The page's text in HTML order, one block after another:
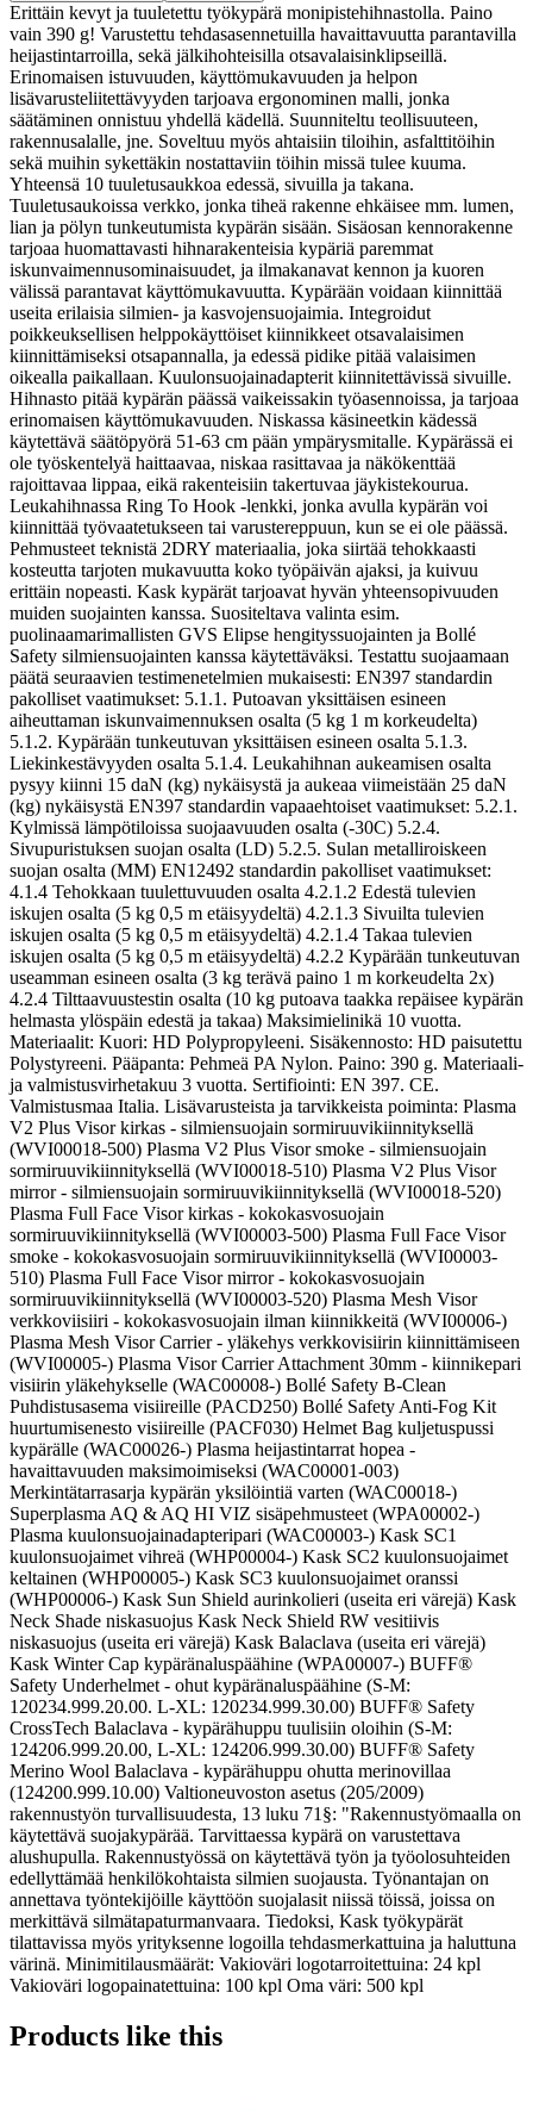
Erittäin kevyt ja tuuletettu työkypärä monipistehihnastolla. Paino
vain 390 g! Varustettu tehdasasennetuilla havaittavuutta parantavilla
heijastintarroilla, sekä jälkihohteisilla otsavalaisinklipseillä.
Erinomaisen istuvuuden, käyttömukavuuden ja helpon
lisävarusteliitettävyyden tarjoava ergonominen malli, jonka
säätäminen onnistuu yhdellä kädellä. Suunniteltu teollisuuteen,
rakennusalalle, jne. Soveltuu myös ahtaisiin tiloihin, asfalttitöihin
sekä muihin sykettäkin nostattaviin töihin missä tulee kuuma.
Yhteensä 10 tuuletusaukkoa edessä, sivuilla ja takana.
Tuuletusaukoissa verkko, jonka tiheä rakenne ehkäisee mm. lumen,
lian ja pölyn tunkeutumista kypärän sisään. Sisäosan kennorakenne
tarjoaa huomattavasti hihnarakenteisia kypäriä paremmat
iskunvaimennusominaisuudet, ja ilmakanavat kennon ja kuoren
välissä parantavat käyttömukavuutta. Kypärään voidaan kiinnittää
useita erilaisia silmien- ja kasvojensuojaimia. Integroidut
poikkeuksellisen helppokäyttöiset kiinnikkeet otsavalaisimen
kiinnittämiseksi otsapannalla, ja edessä pidike pitää valaisimen
oikealla paikallaan. Kuulonsuojainadapterit kiinnitettävissä sivuille.
Hihnasto pitää kypärän päässä vaikeissakin työasennoissa, ja tarjoaa
erinomaisen käyttömukavuuden. Niskassa käsineetkin kädessä
käytettävä säätöpyörä 51-63 cm pään ympärysmitalle. Kypärässä ei
ole työskentelyä haittaavaa, niskaa rasittavaa ja näkökenttää
rajoittavaa lippaa, eikä rakenteisiin takertuvaa jäykistekourua.
Leukahihnassa Ring To Hook -lenkki, jonka avulla kypärän voi
kiinnittää työvaatetukseen tai varustereppuun, kun se ei ole päässä.
Pehmusteet teknistä 2DRY materiaalia, joka siirtää tehokkaasti
kosteutta tarjoten mukavuutta koko työpäivän ajaksi, ja kuivuu
erittäin nopeasti. Kask kypärät tarjoavat hyvän yhteensopivuuden
muiden suojainten kanssa. Suositeltava valinta esim.
puolinaamarimallisten GVS Elipse hengityssuojainten ja Bollé
Safety silmiensuojainten kanssa käytettäväksi. Testattu suojaamaan
päätä seuraavien testimenetelmien mukaisesti: EN397 standardin
pakolliset vaatimukset: 5.1.1. Putoavan yksittäisen esineen
aiheuttaman iskunvaimennuksen osalta (5 kg 1 m korkeudelta)
5.1.2. Kypärään tunkeutuvan yksittäisen esineen osalta 5.1.3.
Liekinkestävyyden osalta 5.1.4. Leukahihnan aukeamisen osalta
pysyy kiinni 15 daN (kg) nykäisystä ja aukeaa viimeistään 25 daN
(kg) nykäisystä EN397 standardin vapaaehtoiset vaatimukset: 5.2.1.
Kylmissä lämpötiloissa suojaavuuden osalta (-30C) 5.2.4.
Sivupuristuksen suojan osalta (LD) 5.2.5. Sulan metalliroiskeen
suojan osalta (MM) EN12492 standardin pakolliset vaatimukset:
4.1.4 Tehokkaan tuulettuvuuden osalta 4.2.1.2 Edestä tulevien
iskujen osalta (5 kg 0,5 m etäisyydeltä) 4.2.1.3 Sivuilta tulevien
iskujen osalta (5 kg 0,5 m etäisyydeltä) 4.2.1.4 Takaa tulevien
iskujen osalta (5 kg 0,5 m etäisyydeltä) 4.2.2 Kypärään tunkeutuvan
useamman esineen osalta (3 kg terävä paino 1 m korkeudelta 2x)
4.2.4 Tilttaavuustestin osalta (10 kg putoava taakka repäisee kypärän
helmasta ylöspäin edestä ja takaa) Maksimielinikä 10 vuotta.
Materiaalit: Kuori: HD Polypropyleeni. Sisäkennosto: HD paisutettu
Polystyreeni. Pääpanta: Pehmeä PA Nylon. Paino: 390 g. Materiaali-
ja valmistusvirhetakuu 3 vuotta. Sertifiointi: EN 397. CE.
Valmistusmaa Italia. Lisävarusteista ja tarvikkeista poiminta: Plasma
V2 Plus Visor kirkas - silmiensuojain sormiruuvikiinnityksellä
(WVI00018-500) Plasma V2 Plus Visor smoke - silmiensuojain
sormiruuvikiinnityksellä (WVI00018-510) Plasma V2 Plus Visor
mirror - silmiensuojain sormiruuvikiinnityksellä (WVI00018-520)
Plasma Full Face Visor kirkas - kokokasvosuojain
sormiruuvikiinnityksellä (WVI00003-500) Plasma Full Face Visor
smoke - kokokasvosuojain sormiruuvikiinnityksellä (WVI00003-
510) Plasma Full Face Visor mirror - kokokasvosuojain
sormiruuvikiinnityksellä (WVI00003-520) Plasma Mesh Visor
verkkoviisiiri - kokokasvosuojain ilman kiinnikkeitä (WVI00006-)
Plasma Mesh Visor Carrier - yläkehys verkkovisiirin kiinnittämiseen
(WVI00005-) Plasma Visor Carrier Attachment 30mm - kiinnikepari
visiirin yläkehykselle (WAC00008-) Bollé Safety B-Clean
Puhdistusasema visiireille (PACD250) Bollé Safety Anti-Fog Kit
huurtumisenesto visiireille (PACF030) Helmet Bag kuljetuspussi
kypärälle (WAC00026-) Plasma heijastintarrat hopea -
havaittavuuden maksimoimiseksi (WAC00001-003)
Merkintätarrasarja kypärän yksilöintiä varten (WAC00018-)
Superplasma AQ & AQ HI VIZ sisäpehmusteet (WPA00002-)
Plasma kuulonsuojainadapteripari (WAC00003-) Kask SC1
kuulonsuojaimet vihreä (WHP00004-) Kask SC2 kuulonsuojaimet
keltainen (WHP00005-) Kask SC3 kuulonsuojaimet oranssi
(WHP00006-) Kask Sun Shield aurinkolieri (useita eri värejä) Kask
Neck Shade niskasuojus Kask Neck Shield RW vesitiivis
niskasuojus (useita eri värejä) Kask Balaclava (useita eri värejä)
Kask Winter Cap kypäränaluspäähine (WPA00007-) BUFF®
Safety Underhelmet - ohut kypäränaluspäähine (S-M:
120234.999.20.00. L-XL: 120234.999.30.00) BUFF® Safety
CrossTech Balaclava - kypärähuppu tuulisiin oloihin (S-M:
124206.999.20.00, L-XL: 124206.999.30.00) BUFF® Safety
Merino Wool Balaclava - kypärähuppu ohutta merinovillaa
(124200.999.10.00) Valtioneuvoston asetus (205/2009)
rakennustyön turvallisuudesta, 13 luku 71§: "Rakennustyömaalla on
käytettävä suojakypärää. Tarvittaessa kypärä on varustettava
alushupulla. Rakennustyössä on käytettävä työn ja työolosuhteiden
edellyttämää henkilökohtaista silmien suojausta. Työnantajan on
annettava työntekijöille käyttöön suojalasit niissä töissä, joissa on
merkittävä silmätapaturmanvaara. Tiedoksi, Kask työkypärät
tilattavissa myös yrityksenne logoilla tehdasmerkattuina ja haluttuna
värinä. Minimitilausmäärät: Vakioväri logotarroitettuina: 24 kpl
Vakioväri logopainatettuina: 100 kpl Oma väri: 500 kpl
Products like this